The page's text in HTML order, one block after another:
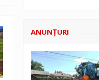
ANUNŢURI